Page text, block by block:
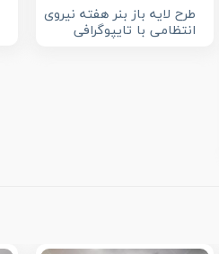
طرح لایه باز بنر هفته نیروی
انتظامی با تایپوگرافی